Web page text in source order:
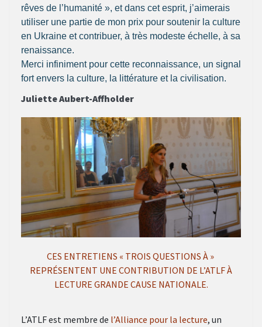
rêves de l’humanité », et dans cet esprit, j’aimerais
utiliser une partie de mon prix pour soutenir la culture
en Ukraine et contribuer, à très modeste échelle, à sa
renaissance.
Merci infiniment pour cette reconnaissance, un signal
fort envers la culture, la littérature et la civilisation.
Juliette Aubert-Affholder
CES ENTRETIENS « TROIS QUESTIONS À »
REPRÉSENTENT UNE CONTRIBUTION DE L’ATLF À
LECTURE GRANDE CAUSE NATIONALE.
L’ATLF est membre de l’Alliance pour la lecture, un